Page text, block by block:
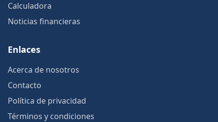
Calculadora
Noticias financieras
Enlaces
Acerca de nosotros
Contacto
Política de privacidad
Términos y condiciones